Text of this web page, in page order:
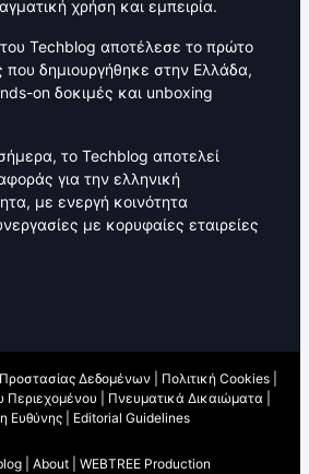
χρήση και εμπειρία.
Techblog αποτέλεσε το πρώτο
που δημιουργήθηκε στην Ελλάδα,
on δοκιμές και unboxing
το Techblog αποτελεί
για την ελληνική
με ενεργή κοινότητα
με κορυφαίες εταιρείες
Προστασίας Δεδομένων Πολιτική Cookies
Πνευματικά Δικαιώματα
Ευθύνης
Editorial Guidelines
| About WEBTREE Production